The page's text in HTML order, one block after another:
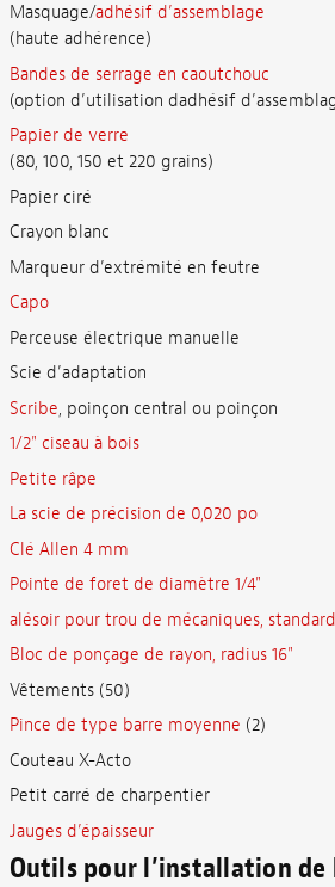
Masquage/adhésif d’assemblage
(haute adhérence)
Bandes de serrage en caoutchouc
(option d’utilisation dadhésif
Papier de verre
(80, 100, 150 et 220 grains)
Papier ciré
Crayon blanc
Marqueur d’extrémité en feutre
Capo
Perceuse électrique manuelle
Scie d’adaptation
Scribe, poinçon central ou poinçon
1/2" ciseau à bois
Petite râpe
La scie de précision de 0,020 po
Clé Allen 4 mm
Pointe de foret de diamètre 1/4"
alésoir pour trou de mécaniques, standard
Bloc de ponçage de rayon, radius 16"
Vêtements (50)
Pince de type barre moyenne (2)
Couteau X-Acto
Petit carré de charpentier
Jauges d’épaisseur
Outils pour l’installation de